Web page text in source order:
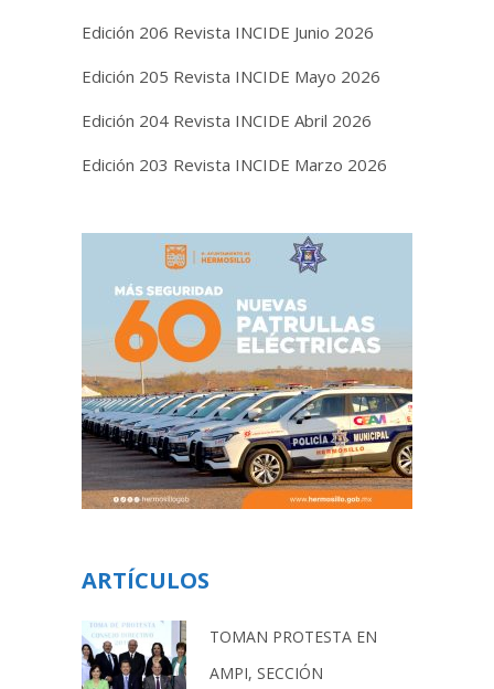
Edición 206 Revista INCIDE Junio 2026
Edición 205 Revista INCIDE Mayo 2026
Edición 204 Revista INCIDE Abril 2026
Edición 203 Revista INCIDE Marzo 2026
ARTÍCULOS
TOMAN PROTESTA EN
AMPI, SECCIÓN